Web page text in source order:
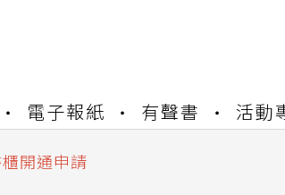
電子報紙 有聲書 活動
合併結果查詢
站同步暫停部分閱讀服務